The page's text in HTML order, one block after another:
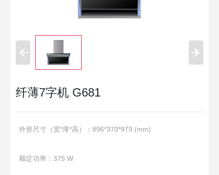
纤薄7字机 G681
外形尺寸（宽*厚*高）：896*370*979 (mm)
额定功率：375 W